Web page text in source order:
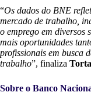
“Os dados do BNE
mercado de trabalho,
o emprego em diversos
mais oportunidades
profissionais em busca
trabalho”, finaliza
Sobre o Banco